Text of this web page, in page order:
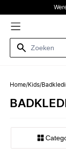
Home/Kids/